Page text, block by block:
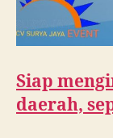
Siap
daerah,